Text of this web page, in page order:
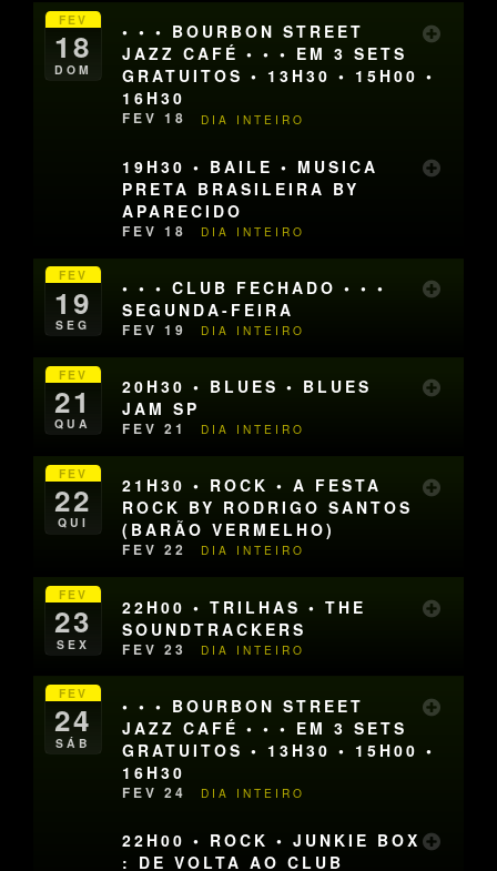
FEV
18
DOM
• • • BOURBON STREET
JAZZ CAFÉ • • • EM 3 SETS
GRATUITOS • 13H30 • 15H00 •
16H30
FEV 18 DIA INTEIRO
19H30 • BAILE • MUSICA
PRETA BRASILEIRA BY
APARECIDO
FEV 18 DIA INTEIRO
FEV
19
SEG
• • • CLUB FECHADO • • •
SEGUNDA-FEIRA
FEV 19 DIA INTEIRO
FEV
21
QUA
20H30 • BLUES • BLUES
JAM SP
FEV 21 DIA INTEIRO
FEV
22
QUI
21H30 • ROCK • A FESTA
ROCK BY RODRIGO SANTOS
(BARÃO VERMELHO)
FEV 22 DIA INTEIRO
FEV
23
SEX
22H00 • TRILHAS • THE
SOUNDTRACKERS
FEV 23 DIA INTEIRO
FEV
24
SÁB
• • • BOURBON STREET
JAZZ CAFÉ • • • EM 3 SETS
GRATUITOS • 13H30 • 15H00 •
16H30
FEV 24 DIA INTEIRO
22H00 • ROCK • JUNKIE BOX
: DE VOLTA AO CLUB